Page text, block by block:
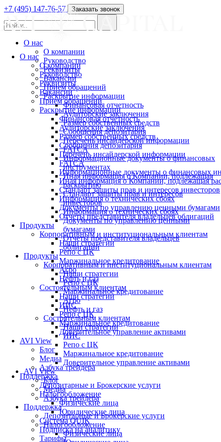
О нас
О компании
Руководство
Реквизиты
Вакансии
Прием обращений
Раскрытие информации
Финансовая отчетность
Аудиторские заключения
Размер собственных средств
Сообщения депозитария
Перечень инсайдерской информации
FATCA
Информационные документы о финансовых
Иная информация о Компании, подлежащая
Стандарт защиты прав и интересов инвесторов
Информация о технических сбоях
Документы по управлению ценными бумагами
Отчеты представителя владельцев облигаций
Продукты
Корпоративным и институциональным клиентам
Наши стратегии
Репо с ЦК
Маржинальное кредитование
Агро
Нефть и газ
Состоятельным клиентам
Наши стратегии
ИИС
Репо с ЦК
Маржинальное кредитование
Доверительное управление активами
AVI View
Блог
Медиа
Азбука трейдера
Поддержка
Депозитарные и Брокерские услуги
Налогообложение
Физические лица
Юридические лица
Система QUIK
Подписка на аналитику
Тарифы
+7 (495) 147-76-57 Заказать звонок
О нас
О компании
Руководство
Реквизиты
Вакансии
Прием обращений
Раскрытие информации
Финансовая отчетность
Аудиторские заключения
Размер собственных средств
Сообщения депозитария
Перечень инсайдерской информации
FATCA
Информационные документы о финансовых
инструментах
Иная информация о Компании, подлежащая
раскрытию
Стандарт защиты прав и интересов
инвесторов
Информация о технических сбоях
Документы по управлению ценными
бумагами
Отчеты представителя владельцев
облигаций
Продукты
Корпоративным и институциональным клиентам
Наши стратегии
Репо с ЦК
Маржинальное кредитование
Агро
Нефть и газ
Состоятельным клиентам
Наши стратегии
ИИС
Репо с ЦК
Маржинальное кредитование
Доверительное управление активами
AVI View
Блог
Медиа
Азбука трейдера
Поддержка
Депозитарные и Брокерские услуги
Налогообложение
Физические лица